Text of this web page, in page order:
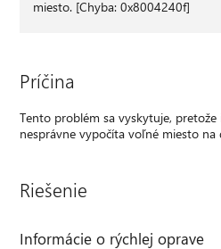
miesto. [Chyba: 0x8004240f]
Príčina
Tento problém sa vyskytuje,
nesprávne vypočíta voľné miesto na
Riešenie
Informácie o rýchlej oprave